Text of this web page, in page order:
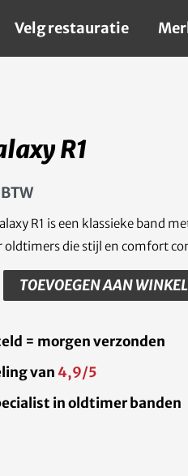
Velg restauratie
R1
R1 is een klassieke band
oldtimers die stijl en comfort
TOEVOEGEN AAN
= morgen verzonden
van4,9/5
in oldtimer banden